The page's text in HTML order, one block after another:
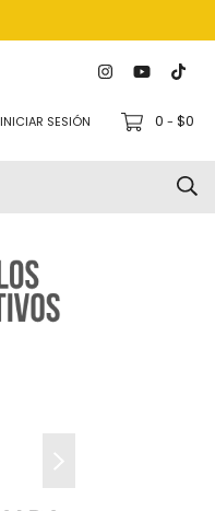
INICIAR SESIÓN 0 - $0